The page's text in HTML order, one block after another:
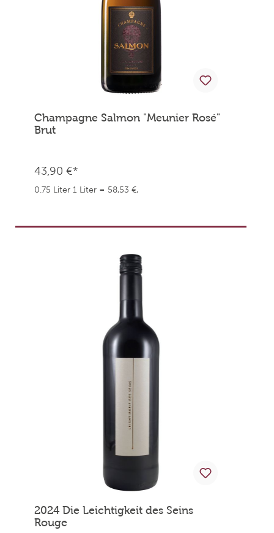
Champagne Salmon "Meunier Rosé"
Brut
43,90 €*
0.75 Liter 1 Liter = 58,53 €,
2024 Die Leichtigkeit des Seins
Rouge